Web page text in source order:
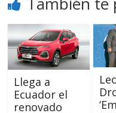
Llega a
Ecuador el
renovado